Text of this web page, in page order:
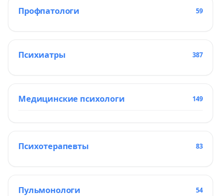
Профпатологи 59
Психиатры 387
Медицинские психологи 149
Психотерапевты 83
Пульмонологи 54